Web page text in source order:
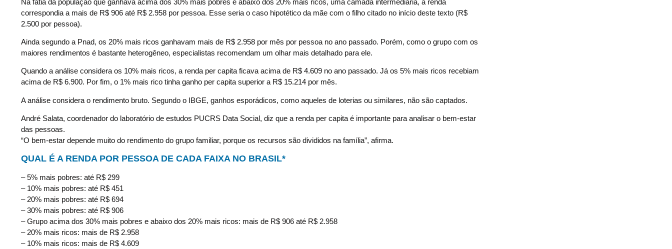
correspondia a mais de R$ 906 até R$ 2.958 por pessoa. Esse seria o caso hipotético da mãe com o filho citado no início deste texto (R$
2.500 por pessoa).
Ainda segundo a Pnad, os 20% mais ricos ganhavam mais de R$ 2.958 por mês por pessoa no ano passado. Porém, como o grupo com os
maiores rendimentos é bastante heterogêneo, especialistas recomendam um olhar mais detalhado para ele.
Quando a análise considera os 10% mais ricos, a renda per capita ficava acima de R$ 4.609 no ano passado. Já os 5% mais ricos recebiam
acima de R$ 6.900. Por fim, o 1% mais rico tinha ganho per capita superior a R$ 15.214 por mês.
A análise considera o rendimento bruto. Segundo o IBGE, ganhos esporádicos, como aqueles de loterias ou similares, não são captados.
André Salata, coordenador do laboratório de estudos PUCRS Data Social, diz que a renda per capita é importante para analisar o bem-estar
das pessoas.
“O bem-estar depende muito do rendimento do grupo familiar, porque os recursos são divididos na família”, afirma.
QUAL É A RENDA POR PESSOA DE CADA FAIXA NO BRASIL*
– 5% mais pobres: até R$ 299
– 10% mais pobres: até R$ 451
– 20% mais pobres: até R$ 694
– 30% mais pobres: até R$ 906
– Grupo acima dos 30% mais pobres e abaixo dos 20% mais ricos: mais de R$ 906 até R$ 2.958
– 20% mais ricos: mais de R$ 2.958
– 10% mais ricos: mais de R$ 4.609